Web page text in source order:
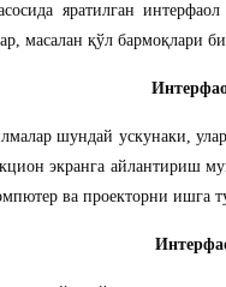
яратилган
масалан қўл бармоқлари
шундай ускунаки,
экранга айлантириш
ва проекторни ишга